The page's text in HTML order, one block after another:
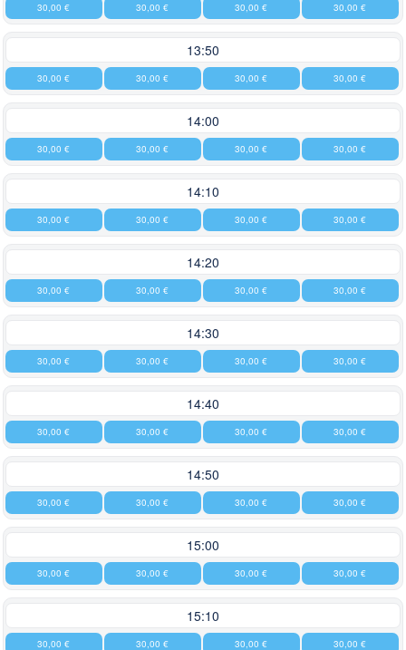
30,00 € 30,00 € 30,00 € 30,00 €
13:50
30,00 € 30,00 € 30,00 € 30,00 €
14:00
30,00 € 30,00 € 30,00 € 30,00 €
14:10
30,00 € 30,00 € 30,00 € 30,00 €
14:20
30,00 € 30,00 € 30,00 € 30,00 €
14:30
30,00 € 30,00 € 30,00 € 30,00 €
14:40
30,00 € 30,00 € 30,00 € 30,00 €
14:50
30,00 € 30,00 € 30,00 € 30,00 €
15:00
30,00 € 30,00 € 30,00 € 30,00 €
15:10
30,00 € 30,00 € 30,00 € 30,00 €